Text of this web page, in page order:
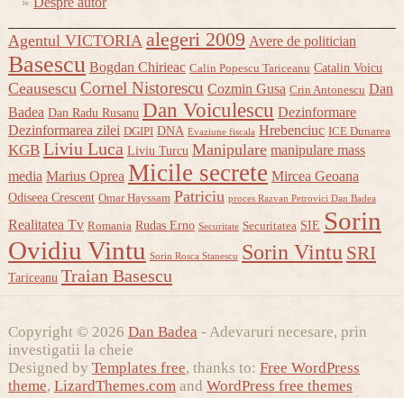
Agentul VICTORIA alegeri 2009 Avere de politician
Basescu Bogdan Chirieac Calin Popescu Tariceanu Catalin Voicu
Ceausescu Cornel Nistorescu Cozmin Gusa Crin Antonescu Dan
Badea Dan Radu Rusanu Dan Voiculescu Dezinformare
Dezinformarea zilei DGIPI DNA Evaziune fiscala Hrebenciuc ICE Dunarea
KGB Liviu Luca Liviu Turcu Manipulare manipulare mass
media Marius Oprea Micile secrete Mircea Geoana
Odiseea Crescent Omar Hayssam Patriciu proces Razvan Petrovici Dan Badea
Realitatea Tv Romania Rudas Erno Securitate Securitatea SIE Sorin
Ovidiu Vintu Sorin Rosca Stanescu Sorin Vintu SRI
Tariceanu Traian Basescu
Copyright © 2026 Dan Badea - Adevaruri necesare, prin
investigatii la cheie
Designed by Templates free, thanks to: Free WordPress
theme, LizardThemes.comand WordPress free themes